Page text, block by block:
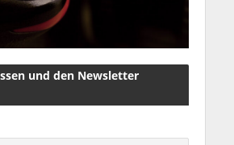
und den Newsletter